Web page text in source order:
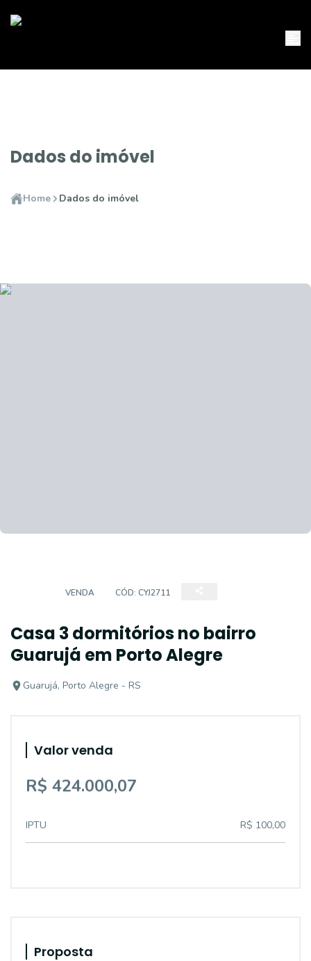
Dados do imóvel
Home Dados do imóvel
VENDA CÓD: CYJ2711
Casa 3 dormitórios no bairro
Guarujá em Porto Alegre
Guarujá, Porto Alegre - RS
Valor venda
R$ 424.000,07
IPTU R$ 100,00
Proposta